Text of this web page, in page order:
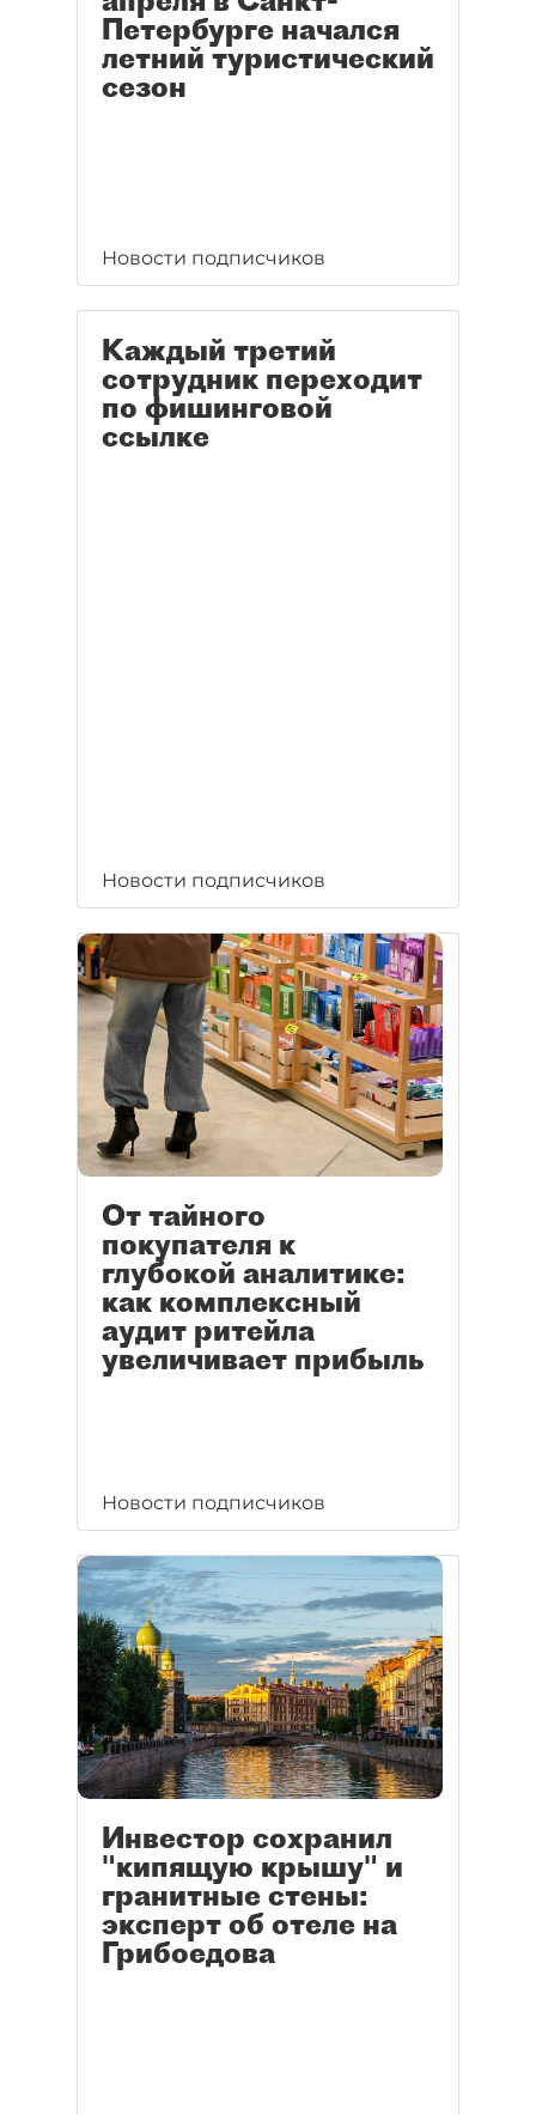
Петербурге начался
летний туристический
сезон
Новости подписчиков
Каждый третий
сотрудник переходит
по фишинговой
ссылке
Новости подписчиков
От тайного
покупателя к
глубокой аналитике:
как комплексный
аудит ритейла
увеличивает прибыль
Новости подписчиков
Инвестор сохранил
"кипящую крышу" и
гранитные стены:
эксперт об отеле на
Грибоедова